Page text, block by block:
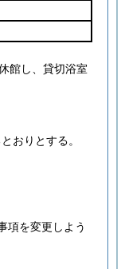
館し、貸切浴室
おりとする。
項を変更しよう